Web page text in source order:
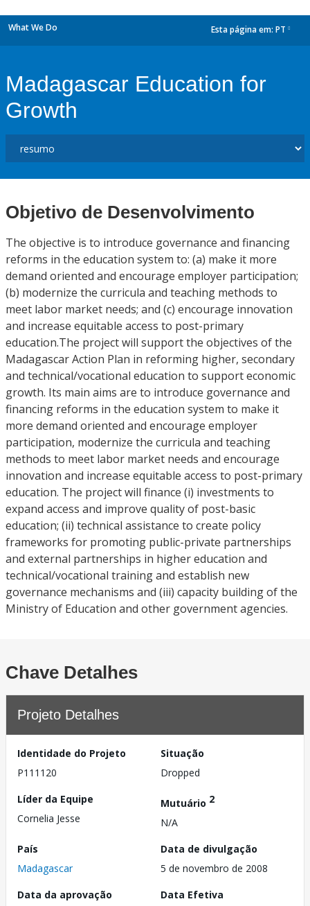
What We Do Esta página em: PT
Madagascar Education for
Growth
Objetivo de Desenvolvimento
The objective is to introduce governance and financing
reforms in the education system to: (a) make it more
demand oriented and encourage employer participation;
(b) modernize the curricula and teaching methods to
meet labor market needs; and (c) encourage innovation
and increase equitable access to post-primary
education.The project will support the objectives of the
Madagascar Action Plan in reforming higher, secondary
and technical/vocational education to support economic
growth. Its main aims are to introduce governance and
financing reforms in the education system to make it
more demand oriented and encourage employer
participation, modernize the curricula and teaching
methods to meet labor market needs and encourage
innovation and increase equitable access to post-primary
education. The project will finance (i) investments to
expand access and improve quality of post-basic
education; (ii) technical assistance to create policy
frameworks for promoting public-private partnerships
and external partnerships in higher education and
technical/vocational training and establish new
governance mechanisms and (iii) capacity building of the
Ministry of Education and other government agencies.
Chave Detalhes
Projeto Detalhes
Identidade do Projeto
P111120
Situação
Dropped
Líder da Equipe
Cornelia Jesse
Mutuário 2
N/A
País
Madagascar
Data de divulgação
5 de novembro de 2008
Data da aprovação
Data Efetiva